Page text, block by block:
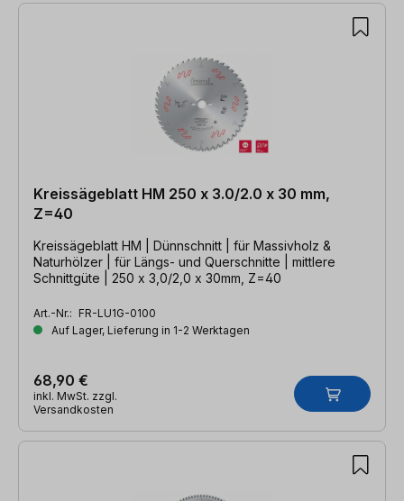
Kreissägeblatt HM 250 x 3.0/2.0 x 30 mm,
Z=40
Kreissägeblatt HM | Dünnschnitt | für Massivholz &
Naturhölzer | für Längs- und Querschnitte | mittlere
Schnittgüte | 250 x 3,0/2,0 x 30mm, Z=40
Art.-Nr.: FR-LU1G-0100
Auf Lager, Lieferung in 1-2 Werktagen
68,90 €
inkl. MwSt. zzgl.
Versandkosten